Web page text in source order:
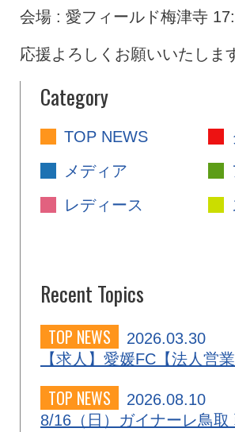
会場 : 愛フィールド梅津寺
応援よろしくお願いいたしま
Category
TOP NEWS
メディア
レディース
Recent Topics
TOP NEWS
2026.03.30
【求人】愛媛FC【法人営
TOP NEWS
2026.08.10
8/16（日）ガイナーレ鳥